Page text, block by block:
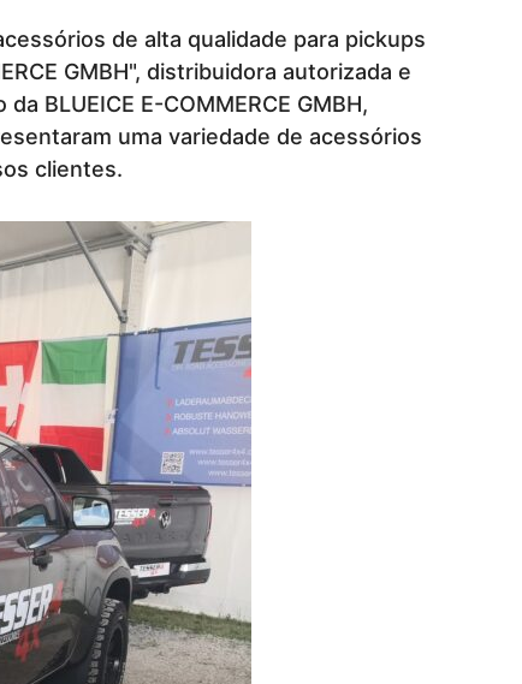
de alta qualidade para pickups
GMBH", distribuidora autorizada e
BLUEICE E-COMMERCE GMBH,
uma variedade de acessórios
clientes.